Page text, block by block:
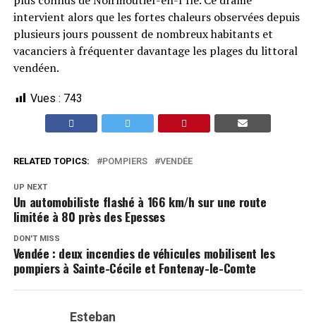
intervient alors que les fortes chaleurs observées depuis
plusieurs jours poussent de nombreux habitants et
vacanciers à fréquenter davantage les plages du littoral
vendéen.
Vues : 743
RELATED TOPICS: POMPIERS VENDÉE
UP NEXT
Un automobiliste flashé à 166 km/h sur une route
limitée à 80 près des Epesses
DON'T MISS
Vendée : deux incendies de véhicules mobilisent les
pompiers à Sainte-Cécile et Fontenay-le-Comte
Esteban